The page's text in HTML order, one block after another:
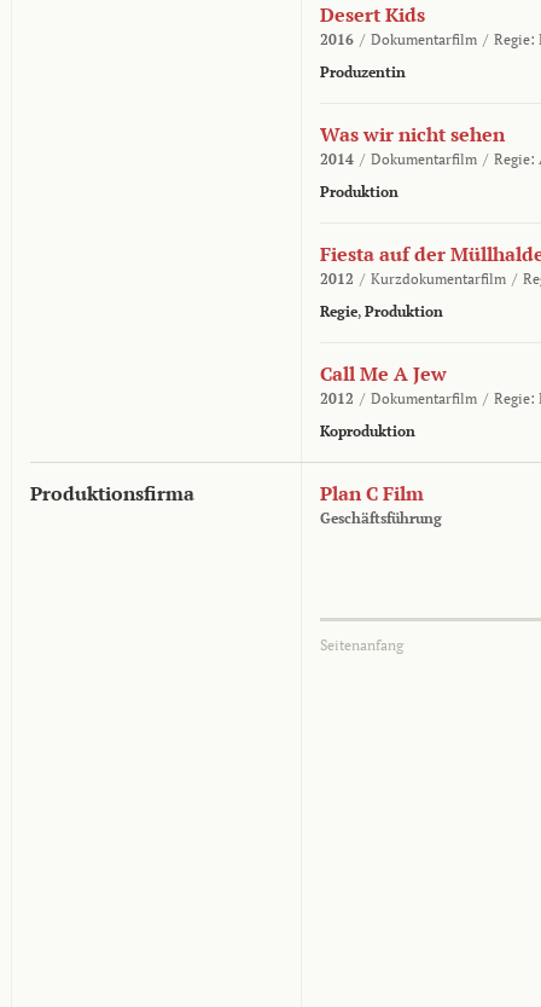
Desert Kids
2016 / Dokumentarfilm / Regie:
Produzentin
Was wir nicht sehen
2014 / Dokumentarfilm / Regie:
Produktion
Fiesta auf der
2012 / Kurzdokumentarfilm /
Regie, Produktion
Call Me A Jew
2012 / Dokumentarfilm / Regie:
Koproduktion
Produktionsfirma Plan C Film
Geschäftsführung
Seitenanfang